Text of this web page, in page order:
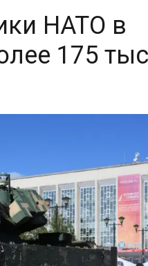
НАТО в
175